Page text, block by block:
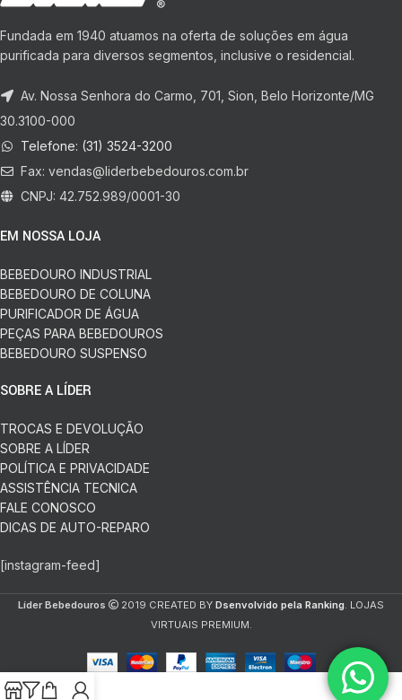
Fundada em 1940 atuamos na oferta de soluções em água
purificada para diversos segmentos, inclusive o residencial.
Av. Nossa Senhora do Carmo, 701, Sion, Belo Horizonte/MG
30.3100-000
Telefone: (31) 3524-3200
Fax: vendas@liderbebedouros.com.br
CNPJ: 42.752.989/0001-30
EM NOSSA LOJA
BEBEDOURO INDUSTRIAL
BEBEDOURO DE COLUNA
PURIFICADOR DE ÁGUA
PEÇAS PARA BEBEDOUROS
BEBEDOURO SUSPENSO
SOBRE A LÍDER
TROCAS E DEVOLUÇÃO
SOBRE A LÍDER
POLÍTICA E PRIVACIDADE
ASSISTÊNCIA TECNICA
FALE CONOSCO
DICAS DE AUTO-REPARO
[instagram-feed]
Líder Bebedouros 2019 CREATED BY Dsenvolvido pela Ranking . LOJAS
VIRTUAIS PREMIUM.